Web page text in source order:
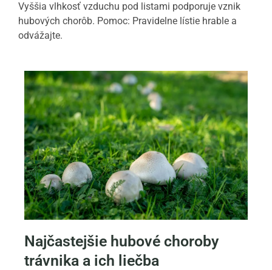
Vyššia vlhkosť vzduchu pod listami podporuje vznik
hubových chorôb. Pomoc: Pravidelne lístie hrable a
odvážajte.
Najčastejšie hubové choroby
trávnika a ich liečba